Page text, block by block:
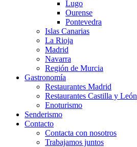
Lugo
Ourense
Pontevedra
Islas Canarias
La Rioja
Madrid
Navarra
Región de Murcia
Gastronomía
Restaurantes Madrid
Restaurantes Castilla y León
Enoturismo
Senderismo
Contacto
Contacta con nosotros
Trabajamos juntos